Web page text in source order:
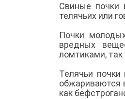
Свиные почки
телячьих или
Почки
вредных
ломтиками,
Телячьи
обжариваются
как